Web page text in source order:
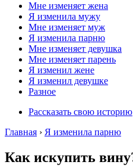
Мне изменяет жена
Я изменила мужу
Мне изменяет муж
Я изменила парню
Мне изменяет девушка
Мне изменяет парень
Я изменил жене
Я изменил девушке
Разное
Рассказать свою историю
Главная › Я изменила парню
Как искупить